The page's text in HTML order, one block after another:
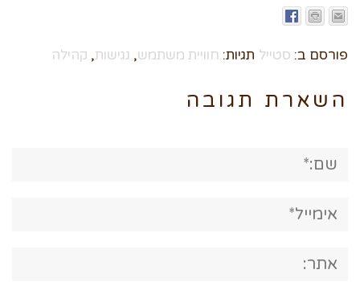
פורסם ב: סטייל תגיות: חוויית משתמש, נגישות, קהילה
השארת תגובה
שם:*
אימייל*
אתר: